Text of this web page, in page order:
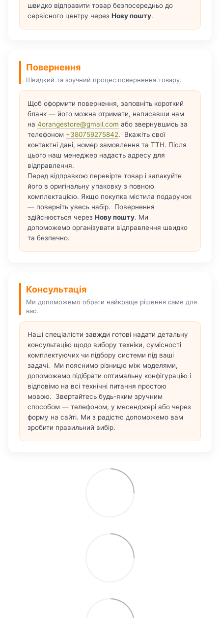
швидко відправити товар безпосередньо до
сервісного центру через Нову пошту.
Повернення
Швидкий та зручний процес повернення товару.
Щоб оформити повернення, заповніть короткий
бланк — його можна отримати, написавши нам
на 4orangestore@gmail.com або звернувшись за
телефоном +380759275842. Вкажіть свої
контактні дані, номер замовлення та ТТН. Після
цього наш менеджер надасть адресу для
відправлення.
Перед відправкою перевірте товар і запакуйте
його в оригінальну упаковку з повною
комплектацією. Якщо покупка містила подарунок
— поверніть увесь набір. Повернення
здійснюється через Нову пошту. Ми
допоможемо організувати відправлення швидко
та безпечно.
Консультація
Ми допоможемо обрати найкраще рішення саме для
вас.
Наші спеціалісти завжди готові надати детальну
консультацію щодо вибору техніки, сумісності
комплектуючих чи підбору системи під ваші
задачі. Ми пояснимо різницю між моделями,
допоможемо підібрати оптимальну конфігурацію і
відповімо на всі технічні питання простою
мовою. Звертайтесь будь-яким зручним
способом — телефоном, у месенджері або через
форму на сайті. Ми з радістю допоможемо вам
зробити правильний вибір.